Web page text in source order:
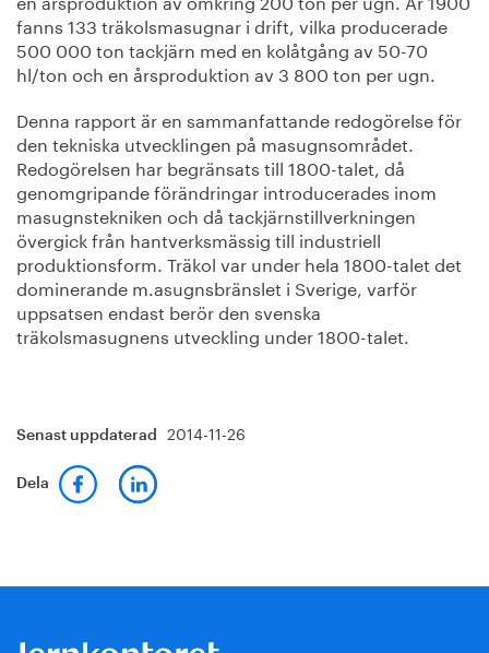
fanns 133 träkolsmasugnar i drift, vilka producerade
500 000 ton tackjärn med en kolåtgång av 50-70
hl/ton och en årsproduktion av 3 800 ton per ugn.
Denna rapport är en sammanfattande redogörelse för
den tekniska utvecklingen på masugnsområdet.
Redogörelsen har begränsats till 1800-talet, då
genomgripande förändringar introducerades inom
masugnstekniken och då tackjärnstillverkningen
övergick från hantverksmässig till industriell
produktionsform. Träkol var under hela 1800-talet det
dominerande m.asugnsbränslet i Sverige, varför
uppsatsen endast berör den svenska
träkolsmasugnens utveckling under 1800-talet.
Senast uppdaterad 2014-11-26
Dela